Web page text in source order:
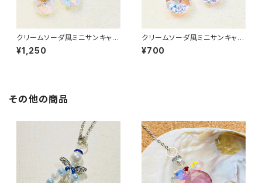
クリームソーダ風ミニサンキャッ
チャーチャーム
¥1,250
クリームソーダ風ミニサンキャッ
チャーストラップ
¥700
その他の商品